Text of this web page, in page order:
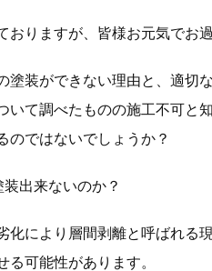
おりますが、皆様お元気でお
塗装ができない理由と、適切
いて調べたものの施工不可と
のではないでしょうか？
出来ないのか？
化により層間剥離と呼ばれる
る可能性があります。